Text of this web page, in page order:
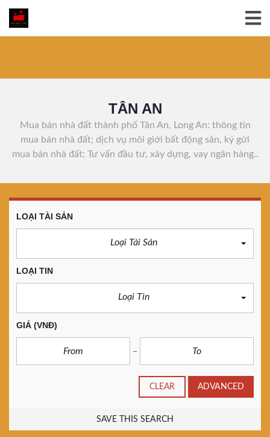
TÂN AN
Mua bán nhà đất thành phố Tân An, Long An: thông tin
mua bán nhà đất; dịch vụ môi giới bất động sản, ký gửi
mua bán nhà đất; Tư vấn đầu tư, xây dựng, vay ngân hàng..
LOẠI TÀI SẢN
Loại Tài Sản
LOẠI TIN
Loại Tin
GIÁ (VNĐ)
CLEAR ADVANCED
SAVE THIS SEARCH